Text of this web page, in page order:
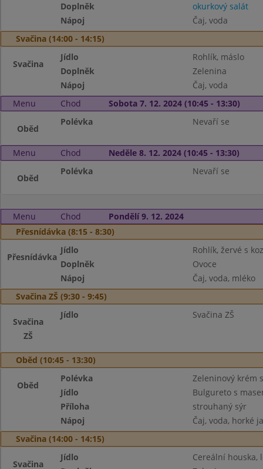
Doplněk
okurkový salát
Nápoj
Čaj, voda
Svačina (14:00 - 14:15)
Svačina
Jídlo
Rohlík, máslo
Doplněk
Zelenina
Nápoj
Čaj, voda
Menu
Chod Sobota 7. 12. 2024 (10:45 - 13:30)
Oběd
Polévka Nevaří se
Menu Chod Neděle 8. 12. 2024 (10:45 - 13:30)
Oběd
Polévka Nevaří se
Menu Chod
Pondělí 9. 12. 2024
Přesnídávka (8:15 - 8:30)
Přesnídávka
Jídlo
Rohlík, žervé s
Doplněk
Ovoce
Nápoj
Čaj, voda, mléko
Svačina ZŠ (9:30 - 9:45)
Svačina
ZŠ
Jídlo Svačina ZŠ
Oběd (10:45 - 13:30)
Oběd
Polévka
Zeleninový krém
Jídlo
Bulgureto s
Příloha
strouhaný sýr
Nápoj
Čaj, voda, horké
Svačina (14:00 - 14:15)
Svačina
Jídlo
Cereální houska,